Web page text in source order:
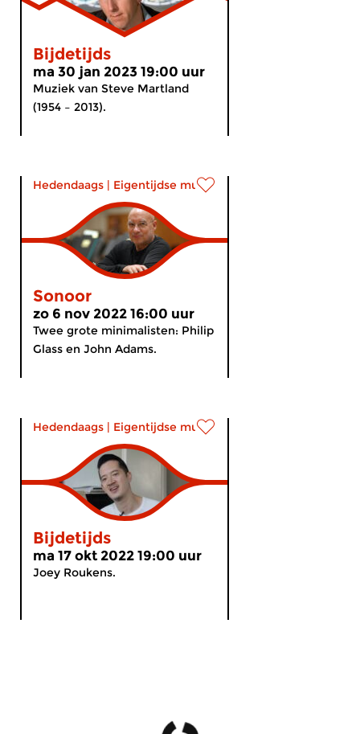
Bijdetijds
ma 30 jan 2023 19:00 uur
Muziek van Steve Martland
(1954 – 2013).
Hedendaags | Eigentijdse muziek
Sonoor
zo 6 nov 2022 16:00 uur
Twee grote minimalisten: Philip
Glass en John Adams.
Hedendaags | Eigentijdse muziek
Bijdetijds
ma 17 okt 2022 19:00 uur
Joey Roukens.